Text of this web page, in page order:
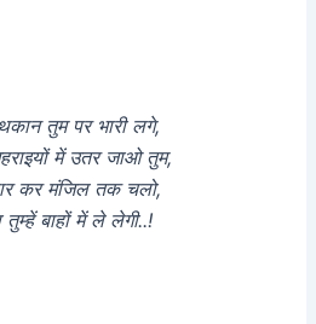
तुम पर भारी लगे,
में उतर जाओ तुम,
कर मंजिल तक चलो,
बाहों में ले लेगी..!